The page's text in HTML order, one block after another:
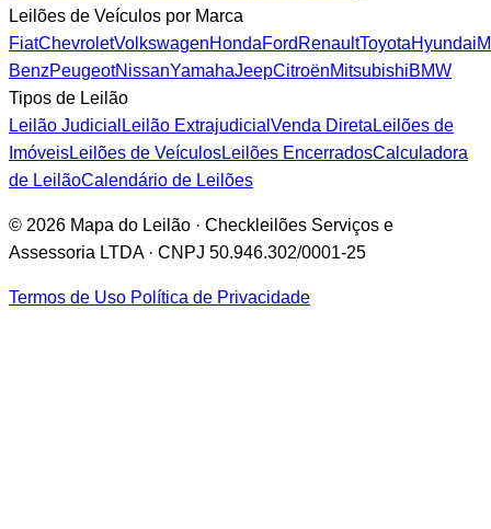
Leilões de Veículos por Marca
FiatChevroletVolkswagenHondaFord RenaultToyotaHyundai
BenzPeugeotNissanYamahaJeepCitroënMitsubishiBMW
Tipos de Leilão
Leilão Judicial Leilão Extrajudicial Venda Direta Leilões de
ImóveisLeilões de VeículosLeilões EncerradosCalculadora
de LeilãoCalendário de Leilões
© 2026 Mapa do Leilão · Checkleilões Serviços e
Assessoria LTDA · CNPJ 50.946.302/0001-25
Termos de Uso Política de Privacidade